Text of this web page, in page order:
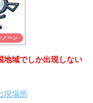
ノーン
地域でしか出現しない
現場所